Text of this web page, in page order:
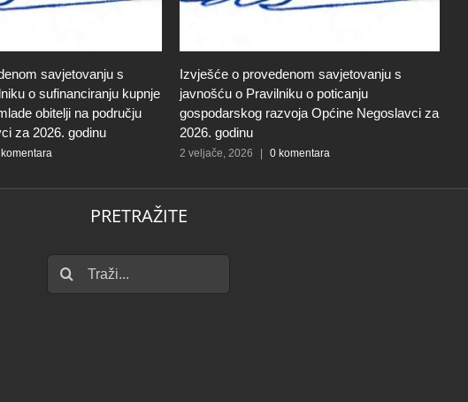
savjetovanju s
o sufinanciranju kupnje
obitelji na području
za 2026. godinu
Izvješće o provedenom savjetovanju s
javnošću o Pravilniku o poticanju
gospodarskog razvoja Općine Negoslavci za
2026. godinu
2 veljače, 2026 0 komentara
PRETRAŽITE
Traži...